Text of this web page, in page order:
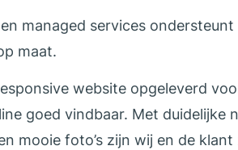
managed services ondersteunt
maat.
website opgeleverd
goed vindbaar. Met duidelijke
mooie foto’s zijn wij en de